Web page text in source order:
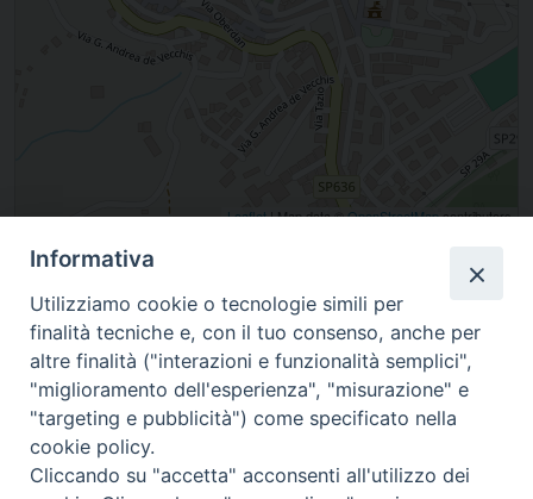
Leaflet| Map data ©OpenStreetMapcontributors
, Moricone, Lazio, Italia
Informativa
Utilizziamo cookie o tecnologie simili per
finalità tecniche e, con il tuo consenso, anche per
altre finalità ("interazioni e funzionalità semplici",
"miglioramento dell'esperienza", "misurazione" e
"targeting e pubblicità") come specificato nella
cookie policy.
Cliccando su "accetta" acconsenti all'utilizzo dei